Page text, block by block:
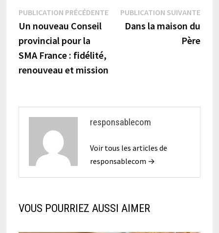
PUBLICATION PRÉCÉDENTE
Un nouveau Conseil
provincial pour la
SMA France : fidélité,
renouveau et mission
PUBLICATION SUIVANTE
Dans la maison du
Père
responsablecom
Voir tous les articles de
responsablecom →
VOUS POURRIEZ AUSSI AIMER